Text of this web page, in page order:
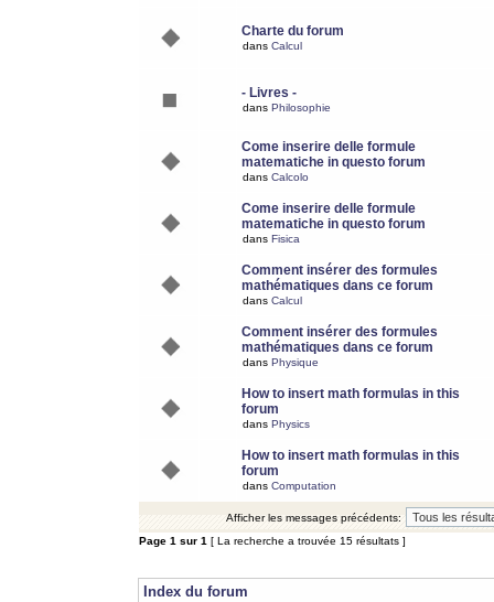
Charte du forum
dans Calcul
- Livres -
dans Philosophie
Come inserire delle formule
matematiche in questo forum
dans Calcolo
Come inserire delle formule
matematiche in questo forum
dans Fisica
Comment insérer des formules
mathématiques dans ce forum
dans Calcul
Comment insérer des formules
mathématiques dans ce forum
dans Physique
How to insert math formulas in this
forum
dans Physics
How to insert math formulas in this
forum
dans Computation
Afficher les messages précédents:
Page 1 sur 1 [ La recherche a trouvée 15 résultats ]
Index du forum